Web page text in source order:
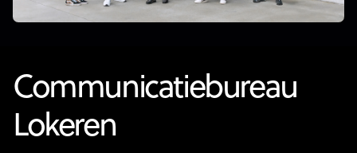
Communicatiebureau
Lokeren